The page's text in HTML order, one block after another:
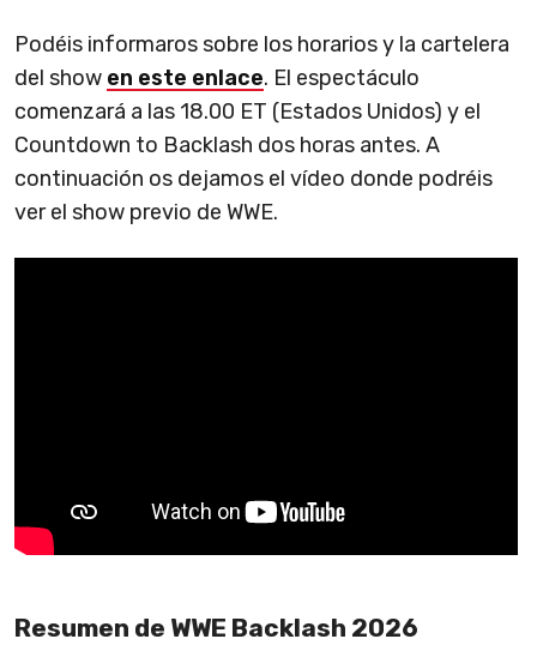
Podéis informaros sobre los horarios y la cartelera
del show en este enlace. El espectáculo
comenzará a las 18.00 ET (Estados Unidos) y el
Countdown to Backlash dos horas antes. A
continuación os dejamos el vídeo donde podréis
ver el show previo de WWE.
Resumen de WWE Backlash 2026